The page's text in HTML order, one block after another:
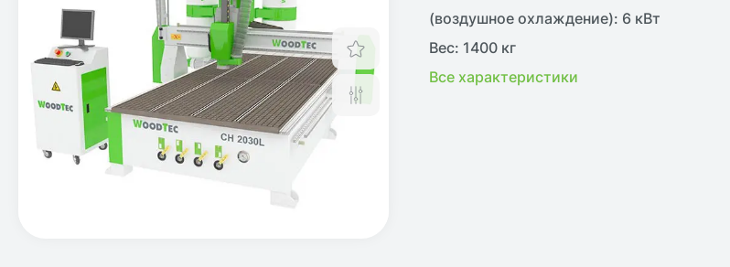
Отложить
(воздушное охлаждение): 6 кВт
Вес: 1400 кг
Все характеристики